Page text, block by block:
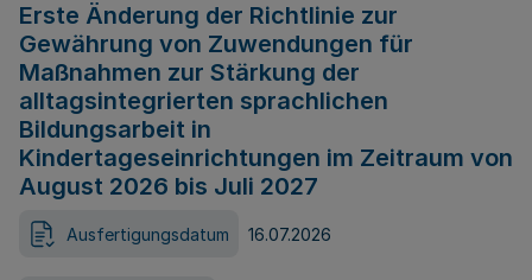
Erste Änderung der Richtlinie zur
Gewährung von Zuwendungen für
Maßnahmen zur Stärkung der
alltagsintegrierten sprachlichen
Bildungsarbeit in
Kindertageseinrichtungen im Zeitraum von
August 2026 bis Juli 2027
Ausfertigungsdatum 16.07.2026